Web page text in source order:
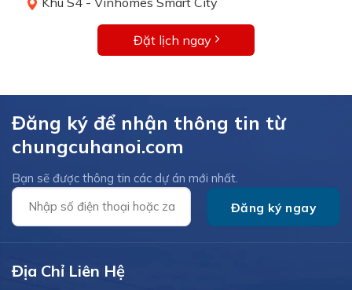
Đặt lịch ngay
Đăng ký để nhận thông tin từ
chungcuhanoi.com
Bạn sẽ được thông tin các dự án mới nhất.
Địa Chỉ Liên Hệ